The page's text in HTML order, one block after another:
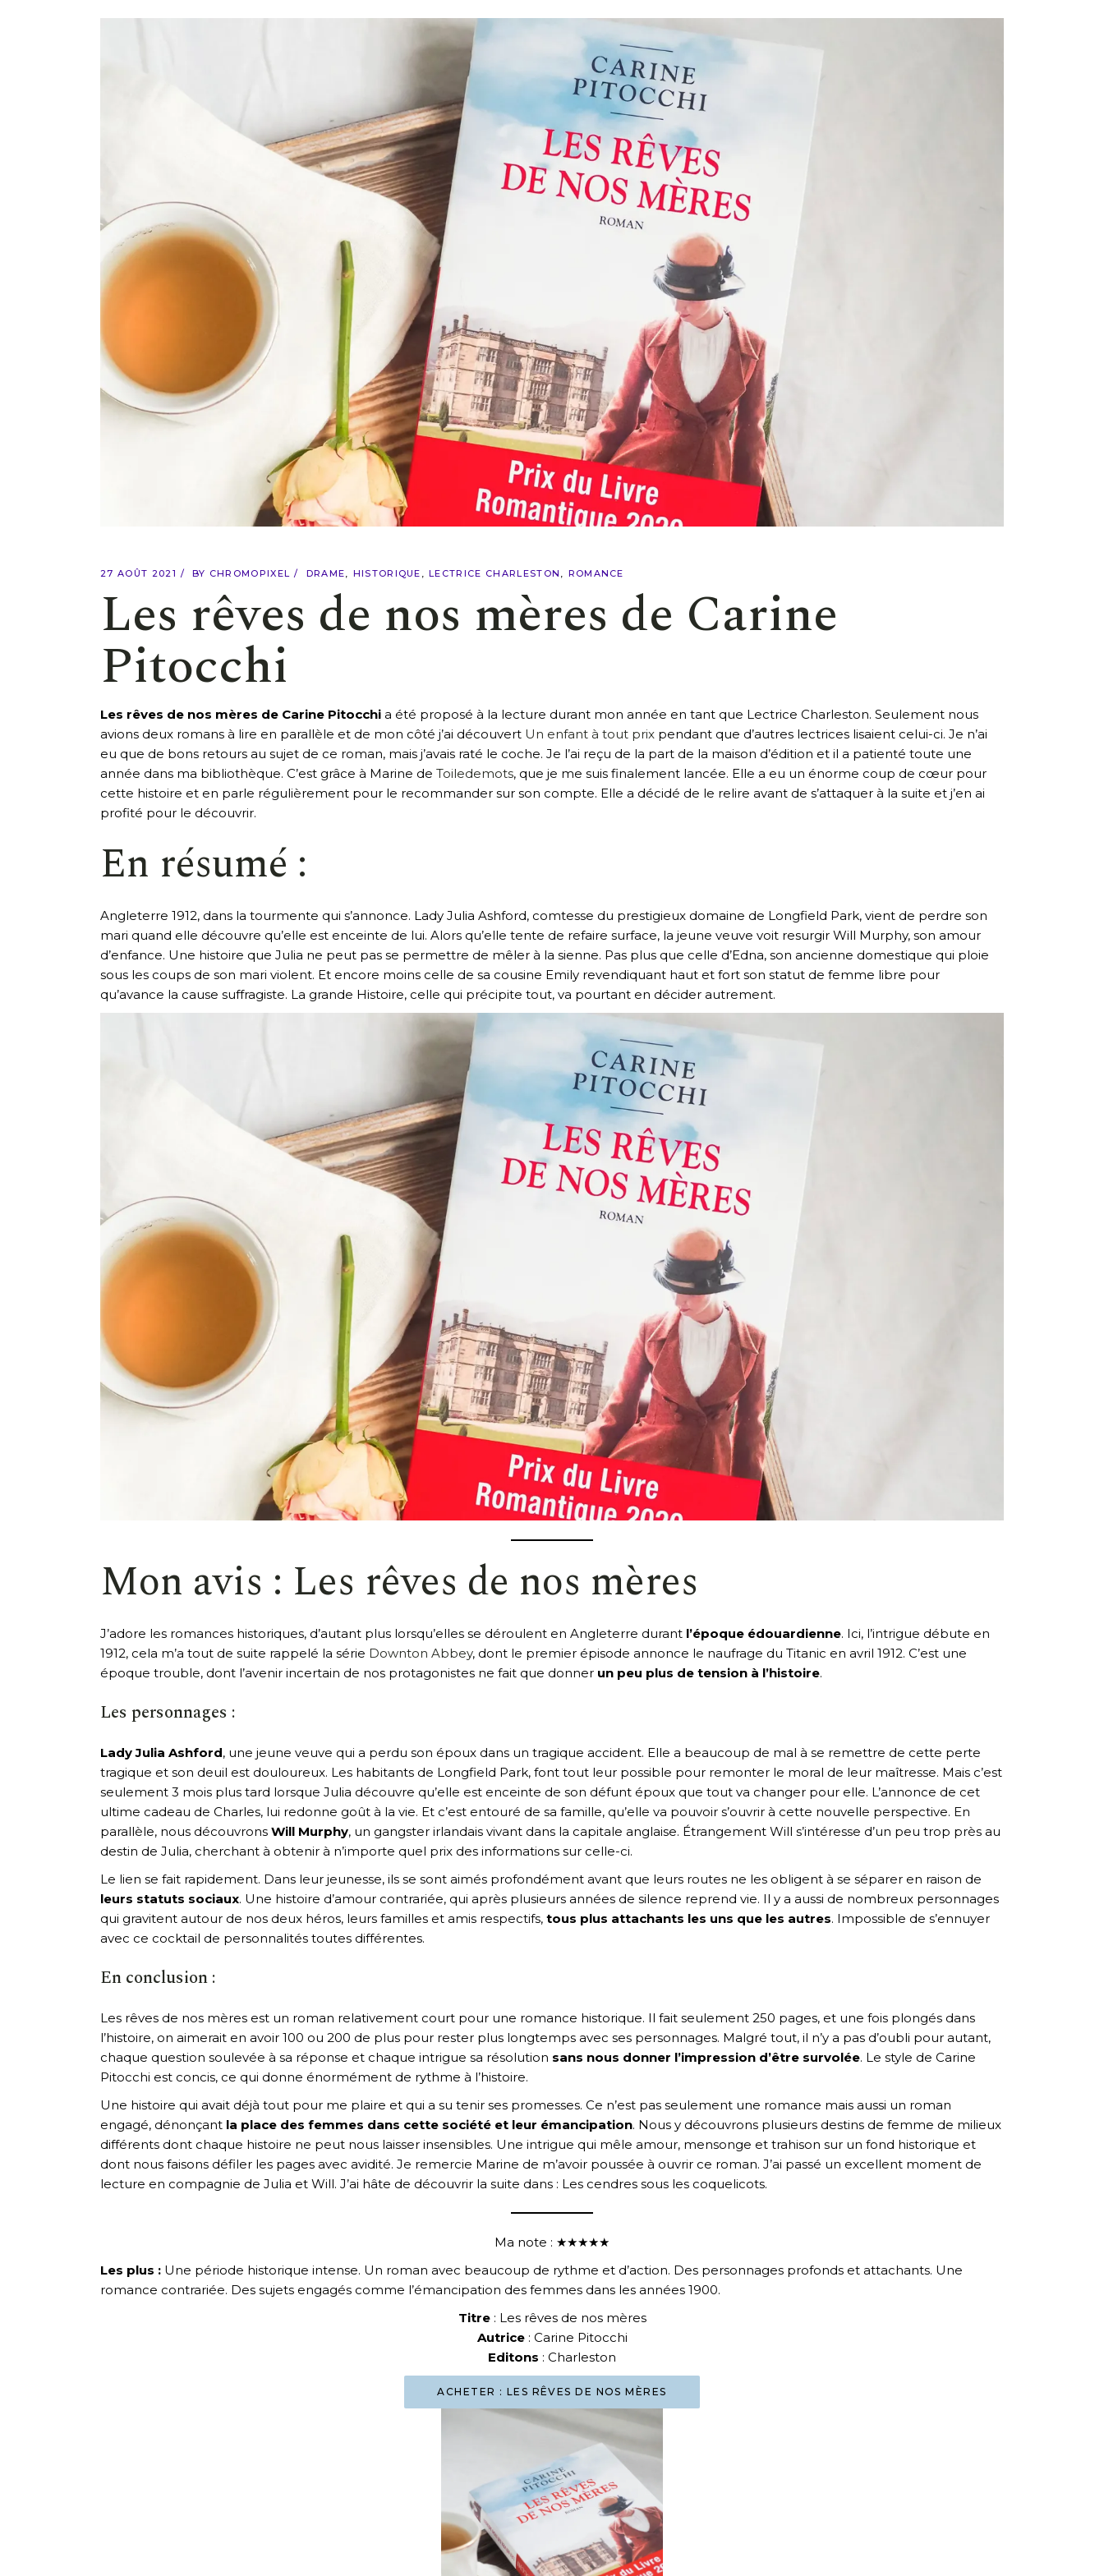
Romans Graphiques
Challenges Littéraires
27 AOÛT 2021 BY CHROMOPIXEL DRAME HISTORIQUE LECTRICE CHARLESTON ROMANCE
Les rêves de nos mères de Carine
Pitocchi
Les rêves de nos mères de Carine Pitocchi a été proposé à la lecture durant mon année en tant que Lectrice Charleston. Seulement nous
avions deux romans à lire en parallèle et de mon côté j’ai découvert Un enfant à tout prix pendant que d’autres lectrices lisaient celui-ci. Je n’ai
eu que de bons retours au sujet de ce roman, mais j’avais raté le coche. Je l’ai reçu de la part de la maison d’édition et il a patienté toute une
année dans ma bibliothèque. C’est grâce à Marine de Toiledemots, que je me suis finalement lancée. Elle a eu un énorme coup de cœur pour
cette histoire et en parle régulièrement pour le recommander sur son compte. Elle a décidé de le relire avant de s’attaquer à la suite et j’en ai
profité pour le découvrir.
En résumé :
Angleterre 1912, dans la tourmente qui s’annonce. Lady Julia Ashford, comtesse du prestigieux domaine de Longfield Park, vient de perdre son
mari quand elle découvre qu’elle est enceinte de lui. Alors qu’elle tente de refaire surface, la jeune veuve voit resurgir Will Murphy, son amour
d’enfance. Une histoire que Julia ne peut pas se permettre de mêler à la sienne. Pas plus que celle d’Edna, son ancienne domestique qui ploie
sous les coups de son mari violent. Et encore moins celle de sa cousine Emily revendiquant haut et fort son statut de femme libre pour
qu’avance la cause suffragiste. La grande Histoire, celle qui précipite tout, va pourtant en décider autrement.
Mon avis : Les rêves de nos mères
J’adore les romances historiques, d’autant plus lorsqu’elles se déroulent en Angleterre durant l’époque édouardienne. Ici, l’intrigue débute en
1912, cela m’a tout de suite rappelé la série Downton Abbey, dont le premier épisode annonce le naufrage du Titanic en avril 1912. C’est une
époque trouble, dont l’avenir incertain de nos protagonistes ne fait que donner un peu plus de tension à l’histoire.
Les personnages :
Lady Julia Ashford, une jeune veuve qui a perdu son époux dans un tragique accident. Elle a beaucoup de mal à se remettre de cette perte
tragique et son deuil est douloureux. Les habitants de Longfield Park, font tout leur possible pour remonter le moral de leur maîtresse. Mais c’est
seulement 3 mois plus tard lorsque Julia découvre qu’elle est enceinte de son défunt époux que tout va changer pour elle. L’annonce de cet
ultime cadeau de Charles, lui redonne goût à la vie. Et c’est entouré de sa famille, qu’elle va pouvoir s’ouvrir à cette nouvelle perspective. En
parallèle, nous découvrons Will Murphy, un gangster irlandais vivant dans la capitale anglaise. Étrangement Will s’intéresse d’un peu trop près au
destin de Julia, cherchant à obtenir à n’importe quel prix des informations sur celle-ci.
Le lien se fait rapidement. Dans leur jeunesse, ils se sont aimés profondément avant que leurs routes ne les obligent à se séparer en raison de
leurs statuts sociaux. Une histoire d’amour contrariée, qui après plusieurs années de silence reprend vie. Il y a aussi de nombreux personnages
qui gravitent autour de nos deux héros, leurs familles et amis respectifs, tous plus attachants les uns que les autres. Impossible de s’ennuyer
avec ce cocktail de personnalités toutes différentes.
En conclusion :
Les rêves de nos mères est un roman relativement court pour une romance historique. Il fait seulement 250 pages, et une fois plongés dans
l’histoire, on aimerait en avoir 100 ou 200 de plus pour rester plus longtemps avec ses personnages. Malgré tout, il n’y a pas d’oubli pour autant,
chaque question soulevée à sa réponse et chaque intrigue sa résolution sans nous donner l’impression d’être survolée. Le style de Carine
Pitocchi est concis, ce qui donne énormément de rythme à l’histoire.
Une histoire qui avait déjà tout pour me plaire et qui a su tenir ses promesses. Ce n’est pas seulement une romance mais aussi un roman
engagé, dénonçant la place des femmes dans cette société et leur émancipation. Nous y découvrons plusieurs destins de femme de milieux
différents dont chaque histoire ne peut nous laisser insensibles. Une intrigue qui mêle amour, mensonge et trahison sur un fond historique et
dont nous faisons défiler les pages avec avidité. Je remercie Marine de m’avoir poussée à ouvrir ce roman. J’ai passé un excellent moment de
lecture en compagnie de Julia et Will. J’ai hâte de découvrir la suite dans : Les cendres sous les coquelicots.
Ma note : ★★★★★
Les plus : Une période historique intense. Un roman avec beaucoup de rythme et d’action. Des personnages profonds et attachants. Une
romance contrariée. Des sujets engagés comme l’émancipation des femmes dans les années 1900.
Titre: Les rêves de nos mères
Autrice : Carine Pitocchi
Editons : Charleston
ACHETER : LES RÊVES DE NOS MÈRES